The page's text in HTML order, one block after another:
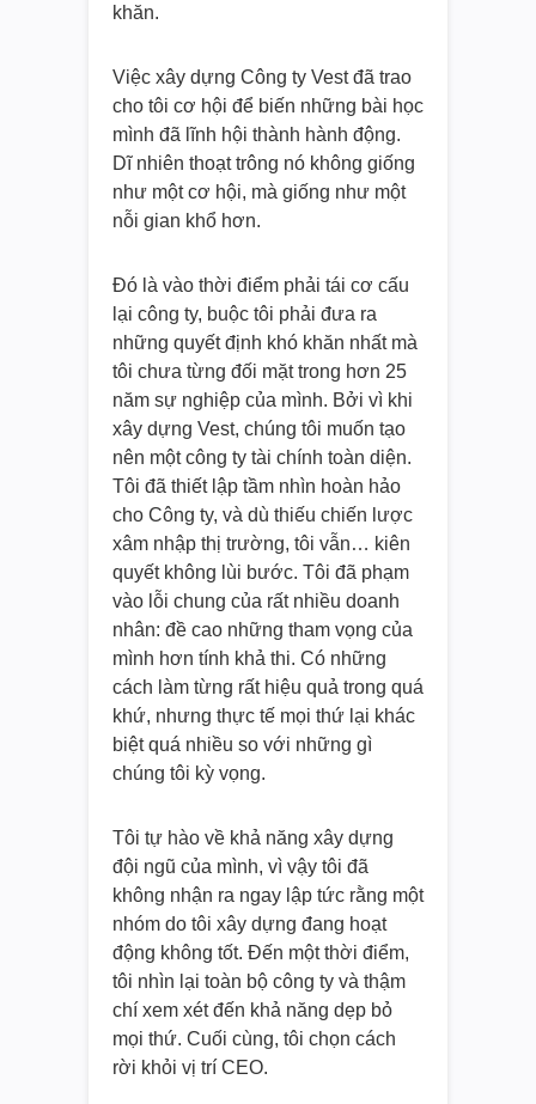
khăn.
Việc xây dựng Công ty Vest đã trao
cho tôi cơ hội để biến những bài học
mình đã lĩnh hội thành hành động.
Dĩ nhiên thoạt trông nó không giống
như một cơ hội, mà giống như một
nỗi gian khổ hơn.
Đó là vào thời điểm phải tái cơ cấu
lại công ty, buộc tôi phải đưa ra
những quyết định khó khăn nhất mà
tôi chưa từng đối mặt trong hơn 25
năm sự nghiệp của mình. Bởi vì khi
xây dựng Vest, chúng tôi muốn tạo
nên một công ty tài chính toàn diện.
Tôi đã thiết lập tầm nhìn hoàn hảo
cho Công ty, và dù thiếu chiến lược
xâm nhập thị trường, tôi vẫn… kiên
quyết không lùi bước. Tôi đã phạm
vào lỗi chung của rất nhiều doanh
nhân: đề cao những tham vọng của
mình hơn tính khả thi. Có những
cách làm từng rất hiệu quả trong quá
khứ, nhưng thực tế mọi thứ lại khác
biệt quá nhiều so với những gì
chúng tôi kỳ vọng.
Tôi tự hào về khả năng xây dựng
đội ngũ của mình, vì vậy tôi đã
không nhận ra ngay lập tức rằng một
nhóm do tôi xây dựng đang hoạt
động không tốt. Đến một thời điểm,
tôi nhìn lại toàn bộ công ty và thậm
chí xem xét đến khả năng dẹp bỏ
mọi thứ. Cuối cùng, tôi chọn cách
rời khỏi vị trí CEO.